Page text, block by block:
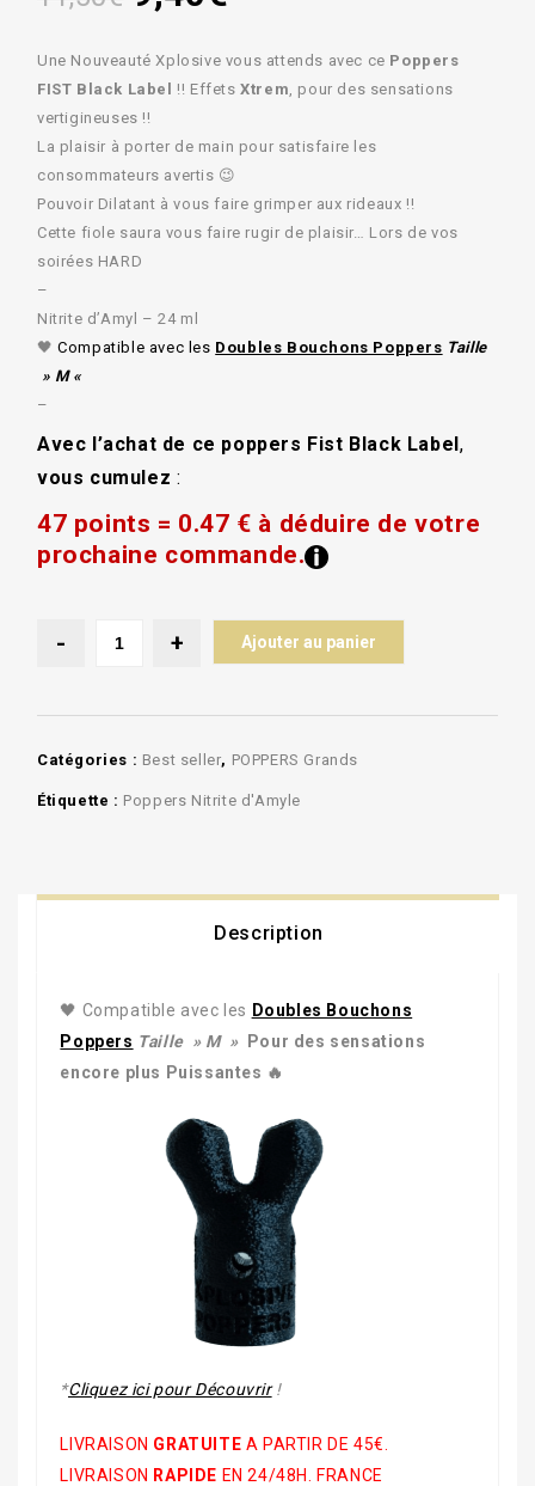
Une Nouveauté Xplosive vous attends avec ce Poppers
FIST Black Label
!! EffetsXtrem, pour des sensations
vertigineuses !!
La plaisir à porter de main pour satisfaire les
consommateurs avertis 😉
Pouvoir Dilatant à vous faire grimper aux rideaux !!
Cette fiole saura vous faire rugir de plaisir… Lors de vos
soirées HARD
–
Nitrite d’Amyl – 24 ml
🖤Compatible avec les Doubles Bouchons Poppers Taille
» M «
–
Avec l’achat de ce poppers Fist Black Label,
vous cumulez :
47 points = 0.47 € à déduire de votre
prochaine commande.
Ajouter au panier
Catégories : Best seller, POPPERS Grands
Étiquette : Poppers Nitrite d'Amyle
Description
🖤 Compatible avec les Doubles Bouchons
Poppers Taille » M » Pour des sensations
encore plus Puissantes 🔥
*Cliquez ici pour Découvrir!
LIVRAISON GRATUITE A PARTIR DE 45€.
LIVRAISON RAPIDE EN 24/48H. FRANCE